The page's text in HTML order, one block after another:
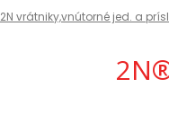
2N vrátniky,vnútorné jed. a